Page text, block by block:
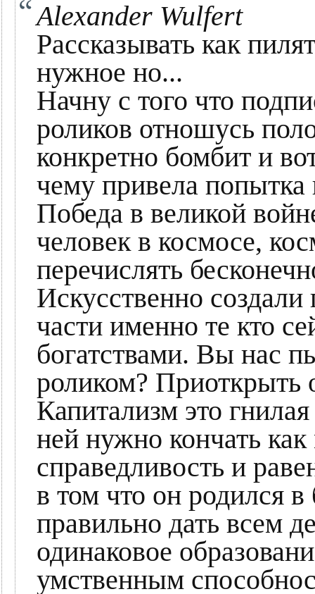
Alexander Wulfert
Рассказывать как
нужное но...
Начну с того что
роликов отношусь
конкретно бомбит и
чему привела попытка
Победа в великой
человек в космосе,
перечислять
Искусственно создали
части именно те кто
богатствами. Вы нас
роликом? Приоткрыть
Капитализм это
ней нужно кончать
справедливость и
в том что он родился в
правильно дать всем
одинаковое
умственным